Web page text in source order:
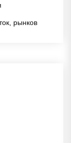
рынков